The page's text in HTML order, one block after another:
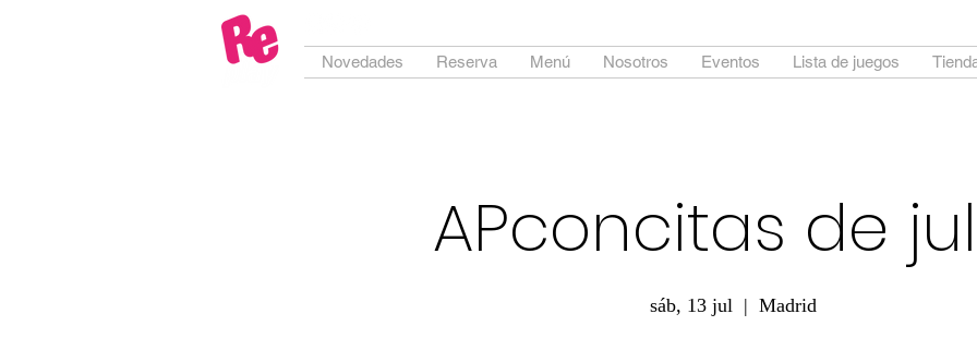
Novedades Reserva Menú Nosotros Eventos Lista de juegos
APconcitas de
sáb, 13 jul
  |
Madrid